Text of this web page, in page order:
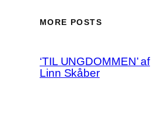
MORE POSTS
‘TIL UNGDOMMEN’ af
Linn Skåber